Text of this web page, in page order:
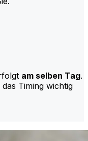
am selben Tag.
Timing wichtig